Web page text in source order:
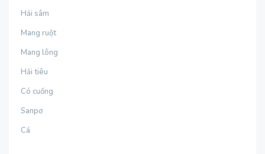
Hải sâm
Mang ruột
Mang lông
Hải tiêu
Có cuống
Sanpơ
Cá